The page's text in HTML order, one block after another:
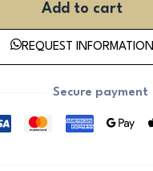
Add to cart
REQUEST INFORMATION
Secure payment